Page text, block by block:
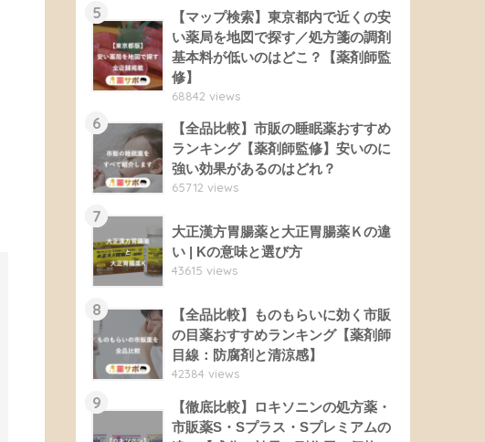
5
【マップ検索】東京都内で近くの安
い薬局を地図で探す／処方箋の調剤
基本料が低いのはどこ？【薬剤師監
修】
68842 views
6
【全品比較】市販の睡眠薬おすすめ
ランキング【薬剤師監修】安いのに
強い効果があるのはどれ？
65712 views
7
大正漢方胃腸薬と大正胃腸薬Ｋの違
い | Kの意味と選び方
43615 views
8
【全品比較】ものもらいに効く市販
の目薬おすすめランキング【薬剤師
目線：防腐剤と清涼感】
42384 views
9
【徹底比較】ロキソニンの処方薬・
市販薬S・Sプラス・Sプレミアムの